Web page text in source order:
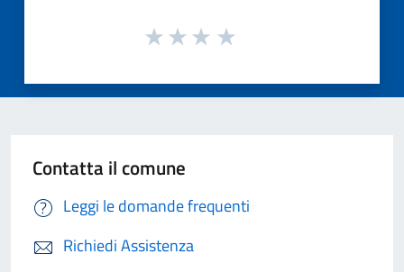
Contatta il comune
Leggi le domande frequenti
Richiedi Assistenza